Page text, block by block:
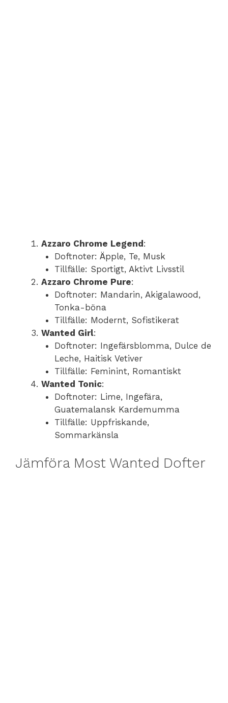
Azzaro Chrome Legend :
Doftnoter: Äpple, Te, Musk
Tillfälle: Sportigt, Aktivt Livsstil
Azzaro Chrome Pure:
Doftnoter: Mandarin, Akigalawood,
Tonka-böna
Tillfälle: Modernt, Sofistikerat
Wanted Girl:
Doftnoter: Ingefärsblomma, Dulce de
Leche, Haitisk Vetiver
Tillfälle: Feminint, Romantiskt
Wanted Tonic:
Doftnoter: Lime, Ingefära,
Guatemalansk Kardemumma
Tillfälle: Uppfriskande,
Sommarkänsla
Jämföra Most Wanted Dofter